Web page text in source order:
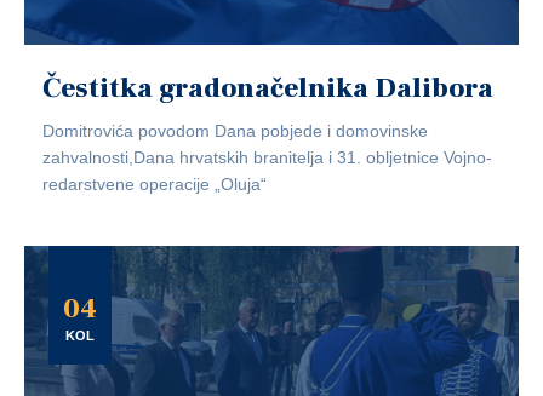
Čestitka gradonačelnika Dalibora
Domitrovića povodom Dana pobjede i domovinske
zahvalnosti,Dana hrvatskih branitelja i 31. obljetnice Vojno-
redarstvene operacije „Oluja“
04
KOL